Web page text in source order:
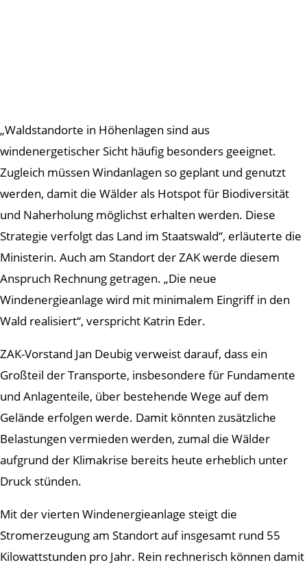
„Waldstandorte in Höhenlagen sind aus
windenergetischer Sicht häufig besonders geeignet.
Zugleich müssen Windanlagen so geplant und genutzt
werden, damit die Wälder als Hotspot für Biodiversität
und Naherholung möglichst erhalten werden. Diese
Strategie verfolgt das Land im Staatswald“, erläuterte die
Ministerin. Auch am Standort der ZAK werde diesem
Anspruch Rechnung getragen. „Die neue
Windenergieanlage wird mit minimalem Eingriff in den
Wald realisiert“, verspricht Katrin Eder.
ZAK-Vorstand Jan Deubig verweist darauf, dass ein
Großteil der Transporte, insbesondere für Fundamente
und Anlagenteile, über bestehende Wege auf dem
Gelände erfolgen werde. Damit könnten zusätzliche
Belastungen vermieden werden, zumal die Wälder
aufgrund der Klimakrise bereits heute erheblich unter
Druck stünden.
Mit der vierten Windenergieanlage steigt die
Stromerzeugung am Standort auf insgesamt rund 55
Kilowattstunden pro Jahr. Rein rechnerisch können damit